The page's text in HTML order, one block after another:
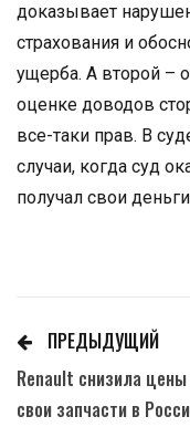
доказывает
страхования и
ущерба. А второй –
оценке доводов
все-таки прав. В
случаи, когда суд
получал свои
ПРЕДЫДУЩИЙ
Renault снизила цены
свои запчасти в